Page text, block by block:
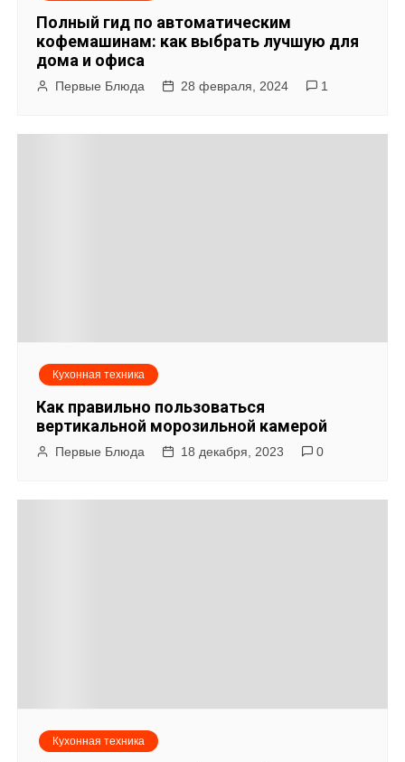
Полный гид по автоматическим
кофемашинам: как выбрать лучшую для
дома и офиса
Первые Блюда 28 февраля, 2024 1
Кухонная техника
Как правильно пользоваться
вертикальной морозильной камерой
Первые Блюда 18 декабря, 2023 0
Кухонная техника